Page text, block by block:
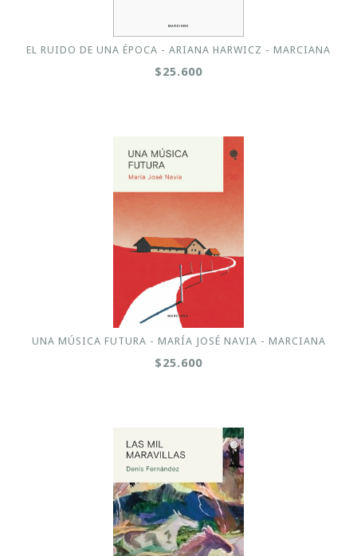
EL RUIDO DE UNA ÉPOCA - ARIANA HARWICZ - MARCIANA
$25.600
UNA MÚSICA FUTURA - MARÍA JOSÉ NAVIA - MARCIANA
$25.600